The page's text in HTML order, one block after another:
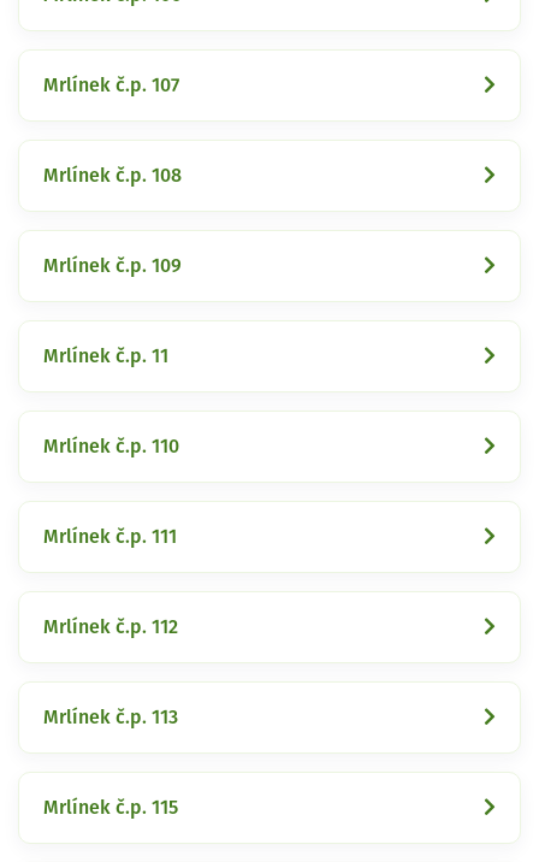
Mrlínek č.p. 107
Mrlínek č.p. 108
Mrlínek č.p. 109
Mrlínek č.p. 11
Mrlínek č.p. 110
Mrlínek č.p. 111
Mrlínek č.p. 112
Mrlínek č.p. 113
Mrlínek č.p. 115